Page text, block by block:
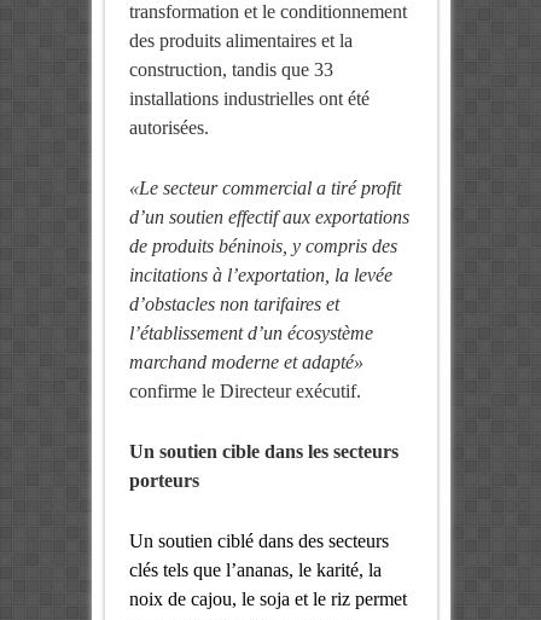
transformation et le conditionnement
des produits alimentaires et la
construction, tandis que 33
installations industrielles ont été
autorisées.
«Le secteur commercial a tiré profit
d’un soutien effectif aux exportations
de produits béninois, y compris des
incitations à l’exportation, la levée
d’obstacles non tarifaires et
l’établissement d’un écosystème
marchand moderne et adapté»
confirme le Directeur exécutif.
Un soutien cible dans les secteurs
porteurs
Un soutien ciblé dans des secteurs
clés tels que l’ananas, le karité, la
noix de cajou, le soja et le riz permet